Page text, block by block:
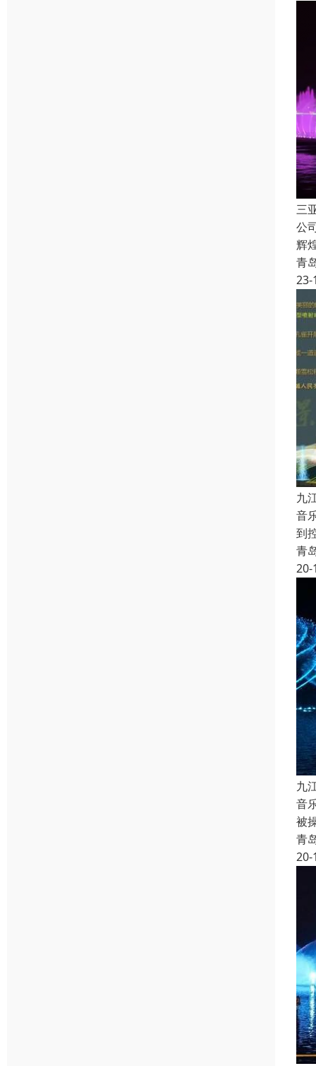
三
公
辉
青
23-
九
音
到
青
20-
九
音
被
青
20-